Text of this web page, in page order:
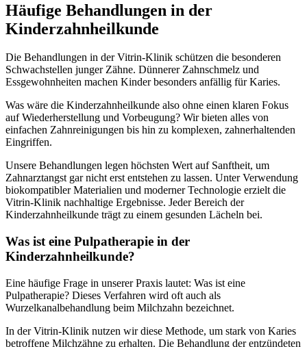
Häufige Behandlungen in der
Kinderzahnheilkunde
Die Behandlungen in der Vitrin-Klinik schützen die besonderen
Schwachstellen junger Zähne. Dünnerer Zahnschmelz und
Essgewohnheiten machen Kinder besonders anfällig für Karies.
Was wäre die Kinderzahnheilkunde also ohne einen klaren Fokus
auf Wiederherstellung und Vorbeugung? Wir bieten alles von
einfachen Zahnreinigungen bis hin zu komplexen, zahnerhaltenden
Eingriffen.
Unsere Behandlungen legen höchsten Wert auf Sanftheit, um
Zahnarztangst gar nicht erst entstehen zu lassen. Unter Verwendung
biokompatibler Materialien und moderner Technologie erzielt die
Vitrin-Klinik nachhaltige Ergebnisse. Jeder Bereich der
Kinderzahnheilkunde trägt zu einem gesunden Lächeln bei.
Was ist eine Pulpatherapie in der
Kinderzahnheilkunde?
Eine häufige Frage in unserer Praxis lautet: Was ist eine
Pulpatherapie? Dieses Verfahren wird oft auch als
Wurzelkanalbehandlung beim Milchzahn bezeichnet.
In der Vitrin-Klinik nutzen wir diese Methode, um stark von Karies
betroffene Milchzähne zu erhalten. Die Behandlung der entzündeten